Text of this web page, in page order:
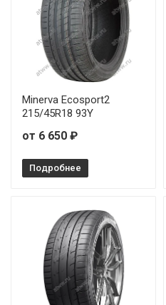
Minerva Ecosport2
215/45R18 93Y
от 6 650 ₽
Подробнее